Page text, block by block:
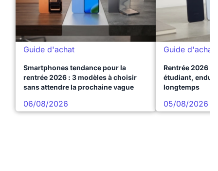
Guide d'achat
Smartphones tendance pour la
rentrée 2026 : 3 modèles à choisir
sans attendre la prochaine vague
06/08/2026
Guide d'achat
Rentrée 2026 :
étudiant,
longtemps
05/08/2026